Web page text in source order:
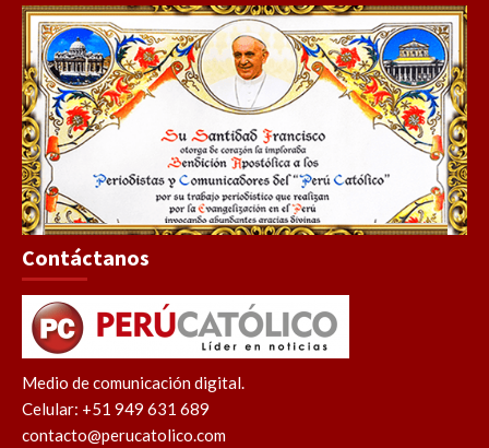
Contáctanos
Medio de comunicación digital.
Celular: +51 949 631 689
contacto@perucatolico.com